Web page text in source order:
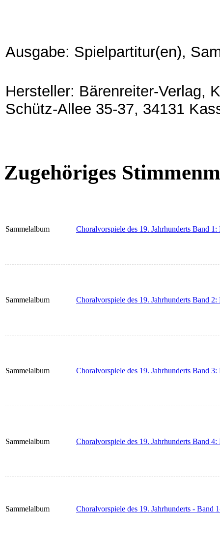
Ausgabe: Spielpartitur(en),
Hersteller: Bärenreiter-Verlag,
Schütz-Allee 35-37, 34131
Zugehöriges
Sammelalbum Choralvorspiele des 19. Jahrhunderts Band
Sammelalbum Choralvorspiele des 19. Jahrhunderts Band
Sammelalbum Choralvorspiele des 19. Jahrhunderts Band
Sammelalbum Choralvorspiele des 19. Jahrhunderts Band
Sammelalbum Choralvorspiele des 19. Jahrhunderts - Band